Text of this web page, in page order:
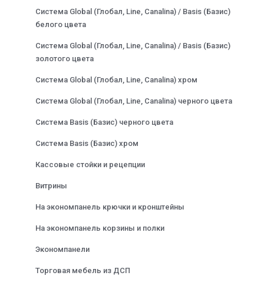
Система Global (Глобал, Line, Canalina) / Basis (Базис)
белого цвета
Система Global (Глобал, Line, Canalina) / Basis (Базис)
золотого цвета
Система Global (Глобал, Line, Canalina) хром
Система Global (Глобал, Line, Canalina) черного цвета
Система Basis (Базис) черного цвета
Система Basis (Базис) хром
Кассовые стойки и рецепции
Витрины
На экономпанель крючки и кронштейны
На экономпанель корзины и полки
Экономпанели
Торговая мебель из ДСП